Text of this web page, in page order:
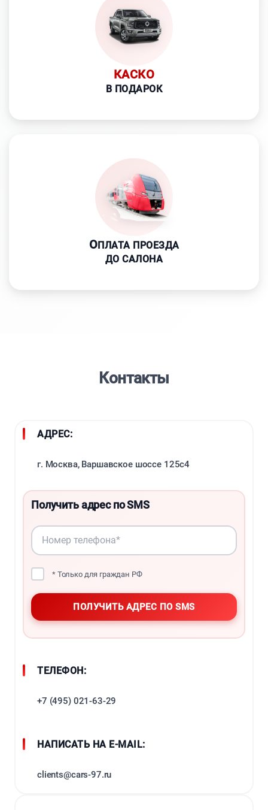
КАСКО
В ПОДАРОК
ОПЛАТА ПРОЕЗДА
ДО САЛОНА
Контакты
АДРЕС:
г. Москва, Варшавское шоссе 125с4
Получить адрес по SMS
* Только для граждан РФ
ТЕЛЕФОН:
+7 (495) 021-63-29
НАПИСАТЬ НА E-MAIL:
clients@cars-97.ru